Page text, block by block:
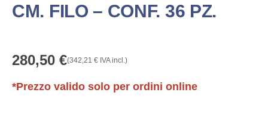
CM. FILO – CONF. 36 PZ.
280,50 €(342,21 € IVA incl.)
*Prezzo valido solo per ordini online